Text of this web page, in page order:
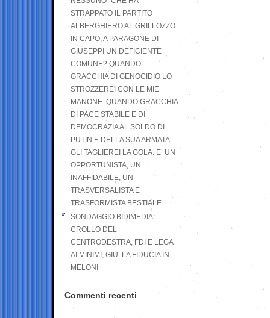
STRAPPATO IL PARTITO
ALBERGHIERO AL GRILLOZZO
IN CAPO, A PARAGONE DI
GIUSEPPI UN DEFICIENTE
COMUNE? QUANDO
GRACCHIA DI GENOCIDIO LO
STROZZEREI CON LE MIE
MANONE. QUANDO GRACCHIA
DI PACE STABILE E DI
DEMOCRAZIA AL SOLDO DI
PUTIN E DELLA SUA ARMATA
GLI TAGLIEREI LA GOLA: E’ UN
OPPORTUNISTA, UN
INAFFIDABILE, UN
TRASVERSALISTA E
TRASFORMISTA BESTIALE.
SONDAGGIO BIDIMEDIA:
CROLLO DEL
CENTRODESTRA, FDI E LEGA
AI MINIMI, GIU’ LA FIDUCIA IN
MELONI
Commenti recenti